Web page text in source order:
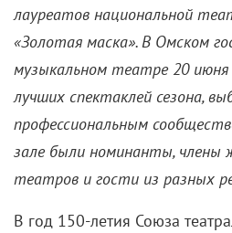
лауреатов национальной
«Золотая маска». В Омском
музыкальном театре 20 июня
лучших спектаклей сезона,
профессиональным
зале были номинанты, члены
театров и гости из разных
В год 150-летия Союза